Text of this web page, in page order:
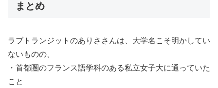
まとめ
ラブトランジットのありささんは、大学名こそ明かしてい
ないものの、
・首都圏のフランス語学科のある私立女子大に通っていた
こと